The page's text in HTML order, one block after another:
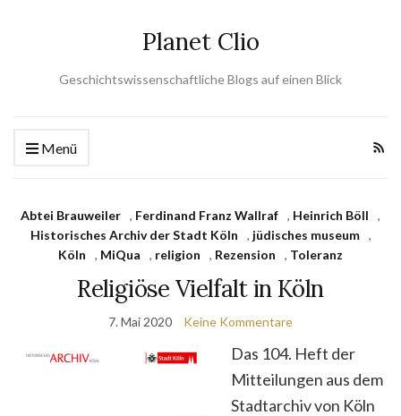
Planet Clio
Geschichtswissenschaftliche Blogs auf einen Blick
Menü
Abtei Brauweiler , Ferdinand Franz Wallraf , Heinrich Böll
,
Historisches Archiv der Stadt Köln
, jüdisches museum
,
Köln
, MiQua , religion , Rezension , Toleranz
Religiöse Vielfalt in Köln
7. Mai 2020 Keine Kommentare
Das 104. Heft der
Mitteilungen aus dem
Stadtarchiv von Köln